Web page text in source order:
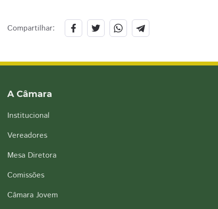
Compartilhar:
A Câmara
Institucional
Vereadores
Mesa Diretora
Comissões
Câmara Jovem